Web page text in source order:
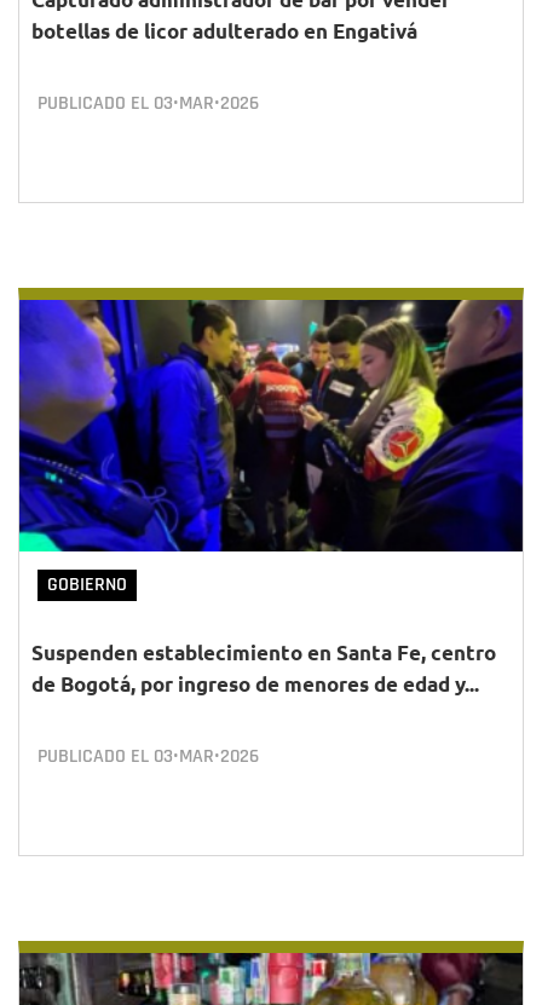
botellas de licor adulterado en Engativá
PUBLICADO EL 03•MAR•2026
GOBIERNO
Suspenden establecimiento en Santa Fe, centro
de Bogotá, por ingreso de menores de edad y...
PUBLICADO EL 03•MAR•2026